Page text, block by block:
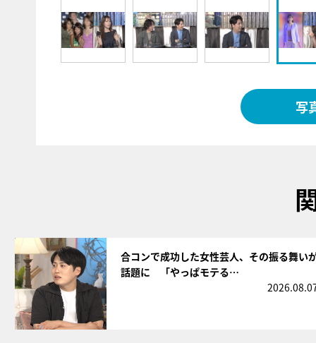
写
合コンで成功した女性芸人、その振る舞い
話題に 「やっぱモテる…